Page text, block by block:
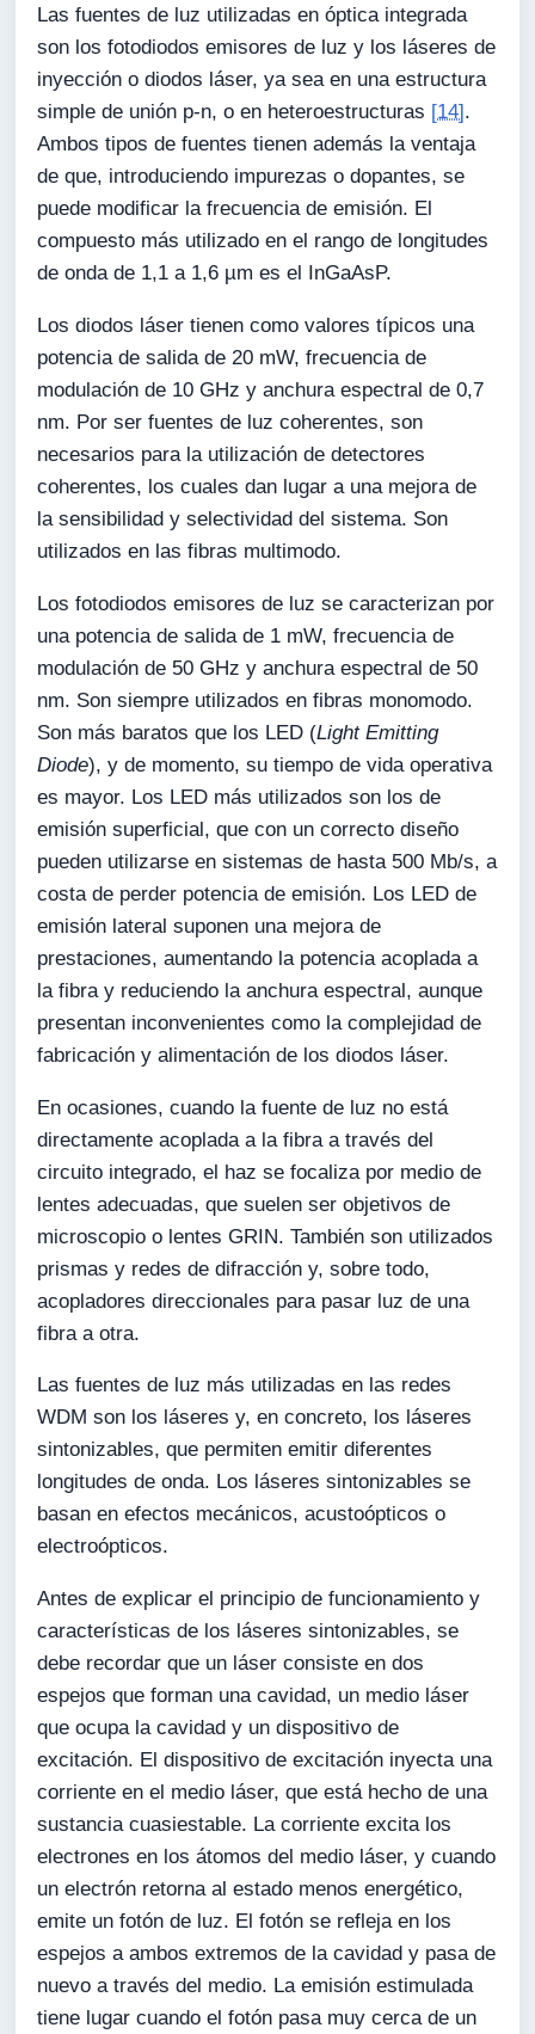
Las fuentes de luz utilizadas en óptica integrada
son los fotodiodos emisores de luz y los láseres de
inyección o diodos láser, ya sea en una estructura
simple de unión p-n, o en heteroestructuras [14] .
Ambos tipos de fuentes tienen además la ventaja
de que, introduciendo impurezas o dopantes, se
puede modificar la frecuencia de emisión. El
compuesto más utilizado en el rango de longitudes
de onda de 1,1 a 1,6 µm es el InGaAsP.
Los diodos láser tienen como valores típicos una
potencia de salida de 20 mW, frecuencia de
modulación de 10 GHz y anchura espectral de 0,7
nm. Por ser fuentes de luz coherentes, son
necesarios para la utilización de detectores
coherentes, los cuales dan lugar a una mejora de
la sensibilidad y selectividad del sistema. Son
utilizados en las fibras multimodo.
Los fotodiodos emisores de luz se caracterizan por
una potencia de salida de 1 mW, frecuencia de
modulación de 50 GHz y anchura espectral de 50
nm. Son siempre utilizados en fibras monomodo.
Son más baratos que los LED (Light Emitting
Diode), y de momento, su tiempo de vida operativa
es mayor. Los LED más utilizados son los de
emisión superficial, que con un correcto diseño
pueden utilizarse en sistemas de hasta 500 Mb/s, a
costa de perder potencia de emisión. Los LED de
emisión lateral suponen una mejora de
prestaciones, aumentando la potencia acoplada a
la fibra y reduciendo la anchura espectral, aunque
presentan inconvenientes como la complejidad de
fabricación y alimentación de los diodos láser.
En ocasiones, cuando la fuente de luz no está
directamente acoplada a la fibra a través del
circuito integrado, el haz se focaliza por medio de
lentes adecuadas, que suelen ser objetivos de
microscopio o lentes GRIN. También son utilizados
prismas y redes de difracción y, sobre todo,
acopladores direccionales para pasar luz de una
fibra a otra.
Las fuentes de luz más utilizadas en las redes
WDM son los láseres y, en concreto, los láseres
sintonizables, que permiten emitir diferentes
longitudes de onda. Los láseres sintonizables se
basan en efectos mecánicos, acustoópticos o
electroópticos.
Antes de explicar el principio de funcionamiento y
características de los láseres sintonizables, se
debe recordar que un láser consiste en dos
espejos que forman una cavidad, un medio láser
que ocupa la cavidad y un dispositivo de
excitación. El dispositivo de excitación inyecta una
corriente en el medio láser, que está hecho de una
sustancia cuasiestable. La corriente excita los
electrones en los átomos del medio láser, y cuando
un electrón retorna al estado menos energético,
emite un fotón de luz. El fotón se refleja en los
espejos a ambos extremos de la cavidad y pasa de
nuevo a través del medio. La emisión estimulada
tiene lugar cuando el fotón pasa muy cerca de un